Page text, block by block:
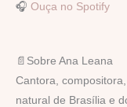
🎧 Ouça no Spotify
📄Sobre Ana Leana
Cantora,
natural de Brasília e